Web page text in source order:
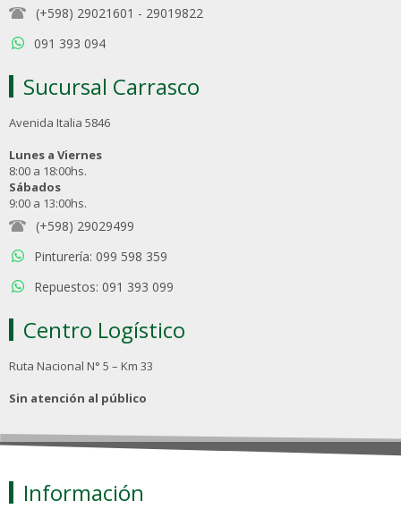
(+598) 29021601 - 29019822
091 393 094
Sucursal Carrasco
Avenida Italia 5846
Lunes a Viernes
8:00 a 18:00hs.
Sábados
9:00 a 13:00hs.
(+598) 29029499
Pinturería: 099 598 359
Repuestos: 091 393 099
Centro Logístico
Ruta Nacional N° 5 – Km 33
Sin atención al público
Información